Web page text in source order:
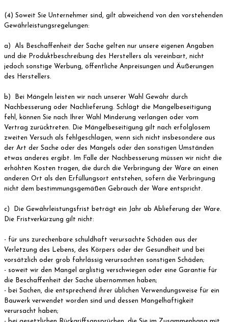
(4) Soweit Sie Unternehmer sind, gilt abweichend von den vorstehenden
Gewährleistungsregelungen:
a) Als Beschaffenheit der Sache gelten nur unsere eigenen Angaben
und die Produktbeschreibung des Herstellers als vereinbart, nicht
jedoch sonstige Werbung, öffentliche Anpreisungen und Äußerungen
des Herstellers.
b) Bei Mängeln leisten wir nach unserer Wahl Gewähr durch
Nachbesserung oder Nachlieferung. Schlägt die Mangelbeseitigung
fehl, können Sie nach Ihrer Wahl Minderung verlangen oder vom
Vertrag zurücktreten. Die Mängelbeseitigung gilt nach erfolglosem
zweiten Versuch als fehlgeschlagen, wenn sich nicht insbesondere aus
der Art der Sache oder des Mangels oder den sonstigen Umständen
etwas anderes ergibt. Im Falle der Nachbesserung müssen wir nicht die
erhöhten Kosten tragen, die durch die Verbringung der Ware an einen
anderen Ort als den Erfüllungsort entstehen, sofern die Verbringung
nicht dem bestimmungsgemäßen Gebrauch der Ware entspricht.
c) Die Gewährleistungsfrist beträgt ein Jahr ab Ablieferung der Ware.
Die Fristverkürzung gilt nicht:
- für uns zurechenbare schuldhaft verursachte Schäden aus der
Verletzung des Lebens, des Körpers oder der Gesundheit und bei
vorsätzlich oder grob fahrlässig verursachten sonstigen Schäden;
- soweit wir den Mangel arglistig verschwiegen oder eine Garantie für
die Beschaffenheit der Sache übernommen haben;
- bei Sachen, die entsprechend ihrer üblichen Verwendungsweise für ein
Bauwerk verwendet worden sind und dessen Mangelhaftigkeit
verursacht haben;